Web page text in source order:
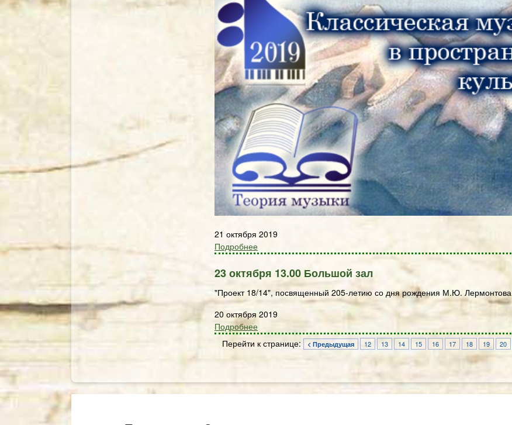
21 октября 2019
Подробнее
23 октября 13.00 Большой зал
"Проект 18/14", посвященный 205-летию со дня рождения М.Ю. Лермонтова
20 октября 2019
Подробнее
Перейти к странице:
< Предыдущая 12 13 14 15 16 17 18 19 20